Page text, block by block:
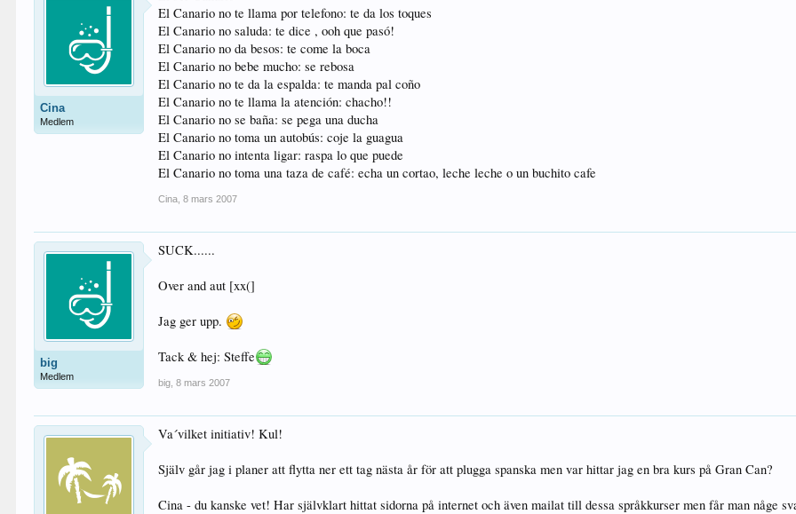
Cina
Medlem
El Canario no te llama por telefono: te da los toques
El Canario no saluda: te dice , ooh que pasó!
El Canario no da besos: te come la boca
El Canario no bebe mucho: se rebosa
El Canario no te da la espalda: te manda pal coño
El Canario no te llama la atención: chacho!!
El Canario no se baña: se pega una ducha
El Canario no toma un autobús: coje la guagua
El Canario no intenta ligar: raspa lo que puede
El Canario no toma una taza de café: echa un cortao, leche leche o un buchito cafe
Cina 8 mars 2007
big
Medlem
SUCK......
Over and aut [xx(]
Jag ger upp.
Tack & hej: Steffe
big 8 mars 2007
Va´vilket initiativ! Kul!
Själv går jag i planer att flytta ner ett tag nästa år för att plugga spanska men var hittar jag en bra kurs på Gran Can?
Cina - du kanske vet! Har självklart hittat sidorna på internet och även mailat till dessa språkkurser men får man någe